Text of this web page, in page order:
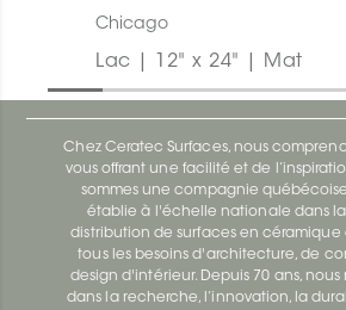
Chicago
Lac | 12" x 24" | Mat
Chez Ceratec Surfaces, nous
vous offrant une facilité et de
sommes une compagnie
établie à l'échelle nationale dans
distribution de surfaces en céramique
tous les besoins d'architecture, de
design d'intérieur. Depuis 70 ans, nous
dans la recherche, l’innovation, la